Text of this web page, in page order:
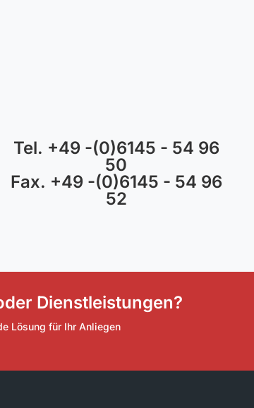
Tel. +49 -(0)6145 - 54 96
50
Fax. +49 -(0)6145 - 54 96
52
Dienstleistungen?
Lösung für Ihr Anliegen